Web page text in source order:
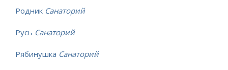
Родник Санаторий
Русь Санаторий
Рябинушка Санаторий